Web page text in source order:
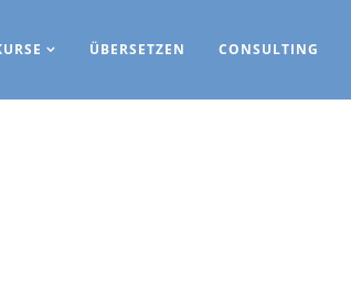
ÜBERSETZEN CONSULTING